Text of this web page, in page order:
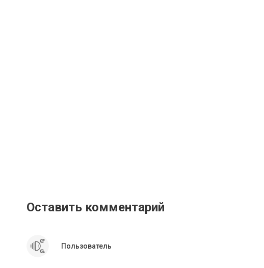
Оставить комментарий
Пользователь